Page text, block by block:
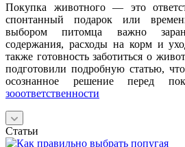
Покупка животного — это
спонтанный подарок или
выбором питомца важно
содержания, расходы на корм и
также готовность заботиться о
подготовили подробную статью,
осознанное решение перед
зооответственности
Статьи